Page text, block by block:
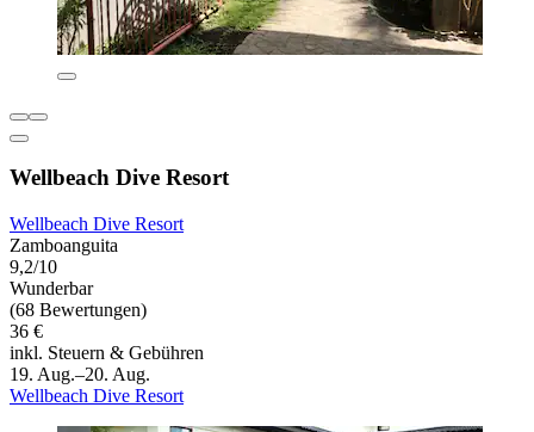
Wellbeach Dive Resort
Wellbeach Dive Resort
Zamboanguita
9,2/10
Wunderbar
(68 Bewertungen)
36 €
inkl. Steuern & Gebühren
19. Aug.–20. Aug.
Wellbeach Dive Resort